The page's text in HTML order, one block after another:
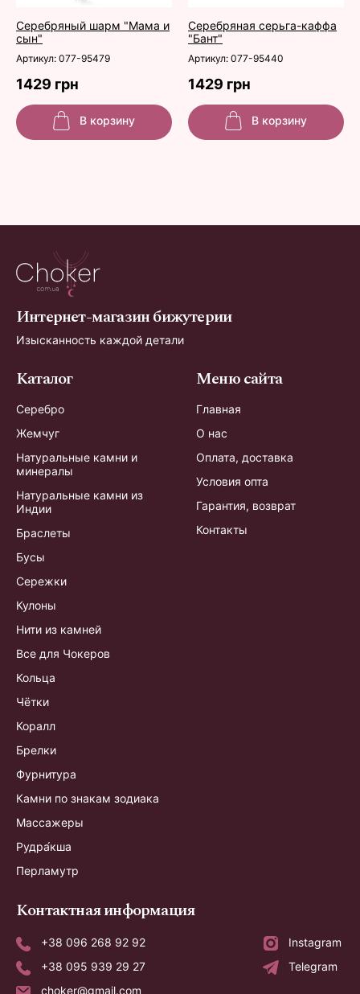
Серебряный шарм "Мама и
сын"
Серебряная серьга-каффа
"Бант"
Артикул: 077-95479 Артикул: 077-95440
1429 грн 1429 грн
В корзину В корзину
Интернет-магазин бижутерии
Изысканность каждой детали
Каталог
Серебро
Жемчуг
Натуральные камни и
минералы
Натуральные камни из
Индии
Браслеты
Бусы
Сережки
Кулоны
Нити из камней
Все для Чокеров
Кольца
Чётки
Коралл
Брелки
Фурнитура
Камни по знакам зодиака
Массажеры
Рудра́кша
Перламутр
Меню сайта
Главная
О нас
Оплата, доставка
Условия опта
Гарантия, возврат
Контакты
Контактная информация
+38 096 268 92 92
Instagram
+38 095 939 29 27
Telegram
choker@gmail.com